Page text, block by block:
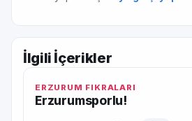
İlgili İçerikler
ERZURUM FIKRALARI
Erzurumsporlu!